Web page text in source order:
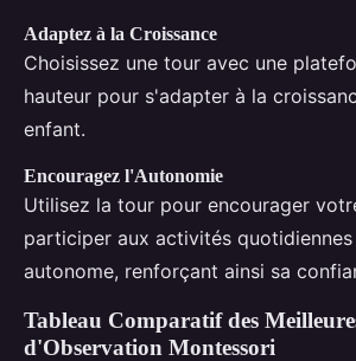
Adaptez à la Croissance
Choisissez une tour avec une
hauteur pour s'adapter à la
enfant.
Encouragez l'Autonomie
Utilisez la tour pour encourager
participer aux activités
autonome, renforçant ainsi sa
Tableau Comparatif des
d'Observation Montessori